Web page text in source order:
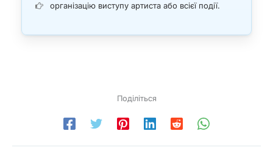
організацію виступу артиста або всієї події.
Поділіться